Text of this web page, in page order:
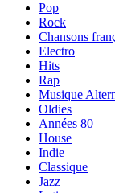
Pop
Rock
Chansons
Electro
Hits
Rap
Musique
Oldies
Années 80
House
Indie
Classique
Jazz